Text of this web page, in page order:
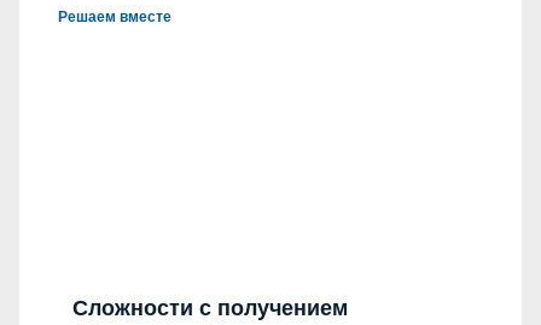
Решаем вместе
Сложности с получением